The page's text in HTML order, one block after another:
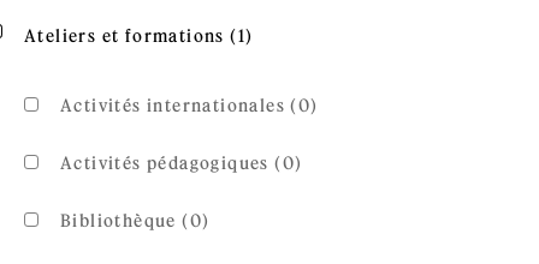
Apply Ateliers et formations filter
Ateliers et formations (1)
Activités internationales (0)
Activités pédagogiques (0)
Bibliothèque (0)